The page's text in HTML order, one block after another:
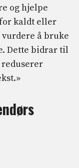
og hjelpe
kaldt eller
å bruke
Dette bidrar til
reduserer